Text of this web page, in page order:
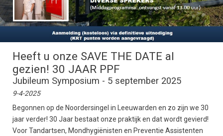
Heeft u onze SAVE THE DATE al
gezien! 30 JAAR PPF
Jubileum Symposium - 5 september 2025
9-4-2025
Begonnen op de Noordersingel in Leeuwarden en zo zijn we 30
jaar verder! 30 Jaar bestaat onze praktijk en dat wordt gevierd!
Voor Tandartsen, Mondhygiënisten en Preventie Assistenten